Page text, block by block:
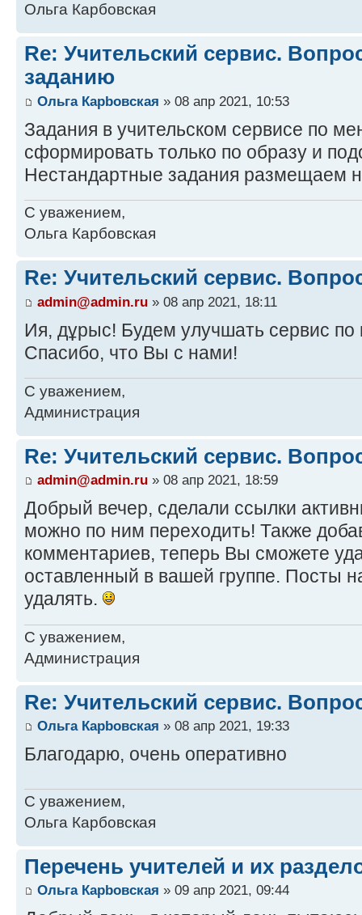
Ольга Карбовская
Re: Учительский сервис.
заданию
Ольга Карbовская » 08 апр 2021, 10:53
Задания в учительском сервисе по
сформировать только по образу и
Нестандартные задания размещаем
С уважением,
Ольга Карбовская
Re: Учительский сервис.
admin@admin.ru » 08 апр 2021, 18:11
Ия, дұрыс! Будем улучшать сервис
Спасибо, что Вы с нами!
С уважением,
Администрация
Re: Учительский сервис.
admin@admin.ru » 08 апр 2021, 18:59
Добрый вечер, сделали ссылки
можно по ним переходить! Также
комментариев, теперь Вы сможете
оставленный в вашей группе. Посты
удалять.
С уважением,
Администрация
Re: Учительский сервис.
Ольга Карbовская » 08 апр 2021, 19:33
Благодарю, очень оперативно
С уважением,
Ольга Карбовская
Перечень учителей и их
Ольга Карbовская » 09 апр 2021, 09:44